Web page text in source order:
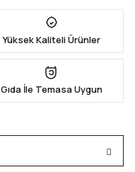
Yüksek Kaliteli Ürünler
Gıda İle Temasa Uygun